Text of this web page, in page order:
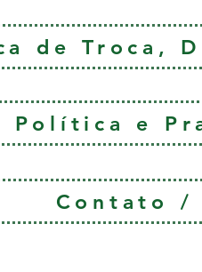
de Troca,
Política e
Contato /